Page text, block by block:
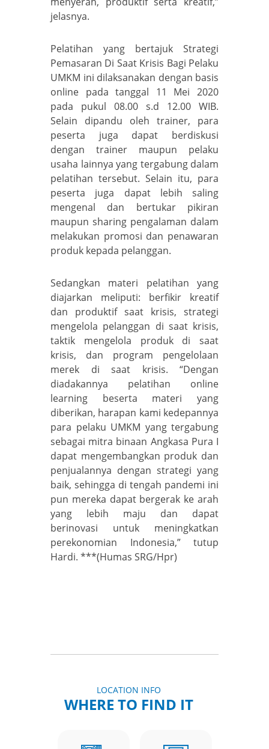
jelasnya.
Pelatihan yang bertajuk Strategi
Pemasaran Di Saat Krisis Bagi Pelaku
UMKM ini dilaksanakan dengan basis
online pada tanggal 11 Mei 2020
pada pukul 08.00 s.d 12.00 WIB.
Selain dipandu oleh trainer, para
peserta juga dapat berdiskusi
dengan trainer maupun pelaku
usaha lainnya yang tergabung dalam
pelatihan tersebut. Selain itu, para
peserta juga dapat lebih saling
mengenal dan bertukar pikiran
maupun sharing pengalaman dalam
melakukan promosi dan penawaran
produk kepada pelanggan.
Sedangkan materi pelatihan yang
diajarkan meliputi: berfikir kreatif
dan produktif saat krisis, strategi
mengelola pelanggan di saat krisis,
taktik mengelola produk di saat
krisis, dan program pengelolaan
merek di saat krisis. “Dengan
diadakannya pelatihan online
learning beserta materi yang
diberikan, harapan kami kedepannya
para pelaku UMKM yang tergabung
sebagai mitra binaan Angkasa Pura I
dapat mengembangkan produk dan
penjualannya dengan strategi yang
baik, sehingga di tengah pandemi ini
pun mereka dapat bergerak ke arah
yang lebih maju dan dapat
berinovasi untuk meningkatkan
perekonomian Indonesia,” tutup
Hardi. ***(Humas SRG/Hpr)
LOCATION INFO
WHERE TO FIND IT